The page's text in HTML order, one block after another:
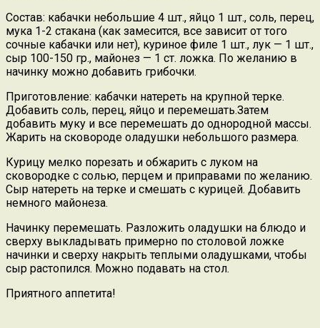
Состав: кабачки небольшие 4 шт., яйцо 1 шт., соль, перец,
мука 1-2 стакана (как замесится, все зависит от того
сочные кабачки или нет), куриное филе 1 шт., лук — 1 шт.,
сыр 100-150 гр., майонез — 1 ст. ложка. По желанию в
начинку можно добавить грибочки.
Приготовление: кабачки натереть на крупной терке.
Добавить соль, перец, яйцо и перемешать.Затем
добавить муку и все перемешать до однородной массы.
Жарить на сковороде оладушки небольшого размера.
Курицу мелко порезать и обжарить с луком на
сковородке с солью, перцем и приправами по желанию.
Сыр натереть на терке и смешать с курицей. Добавить
немного майонеза.
Начинку перемешать. Разложить оладушки на блюдо и
сверху выкладывать примерно по столовой ложке
начинки и сверху накрыть теплыми оладушками, чтобы
сыр растопился. Можно подавать на стол.
Приятного аппетита!